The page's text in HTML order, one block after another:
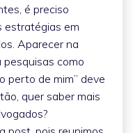
é preciso
estratégias em
Aparecer na
pesquisas como
perto de mim” deve
quer saber mais